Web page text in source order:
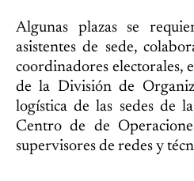
Algunas plazas se
asistentes de sede,
coordinadores electorales,
de la División de
logística de las sedes de
Centro de de
supervisores de redes y